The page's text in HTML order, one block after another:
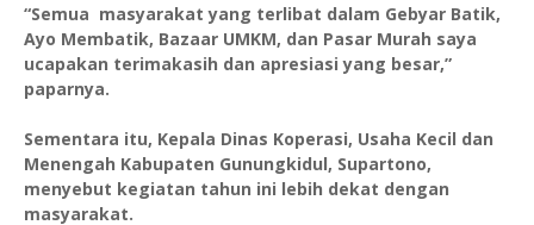
“Semua masyarakat yang terlibat dalam Gebyar Batik,
Ayo Membatik, Bazaar UMKM, dan Pasar Murah saya
ucapakan terimakasih dan apresiasi yang besar,”
paparnya.
Sementara itu, Kepala Dinas Koperasi, Usaha Kecil dan
Menengah Kabupaten Gunungkidul, Supartono,
menyebut kegiatan tahun ini lebih dekat dengan
masyarakat.